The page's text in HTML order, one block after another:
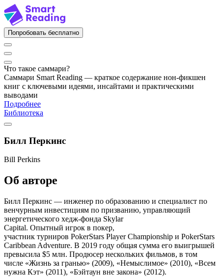
Попробовать бесплатно
Что такое саммари?
Саммари Smart Reading — краткое содержание нон-фикшен
книг с ключевыми идеями, инсайтами и практическими
выводами
Подробнее
Библиотека
Билл Перкинс
Bill Perkins
Об авторе
Билл Перкинс — инженер по образованию и специалист по
венчурным инвестициям по призванию, управляющий
энергетического хедж-фонда Skylar
Capital. Опытный игрок в покер,
участник турниров PokerStars Player Championship и PokerStars
Caribbean Adventure. В 2019 году общая сумма его выигрышей
превысила $5 млн. Продюсер нескольких фильмов, в том
числе «Жизнь за гранью» (2009), «Немыслимое» (2010), «Всем
нужна Кэт» (2011), «Бэйтаун вне закона» (2012).